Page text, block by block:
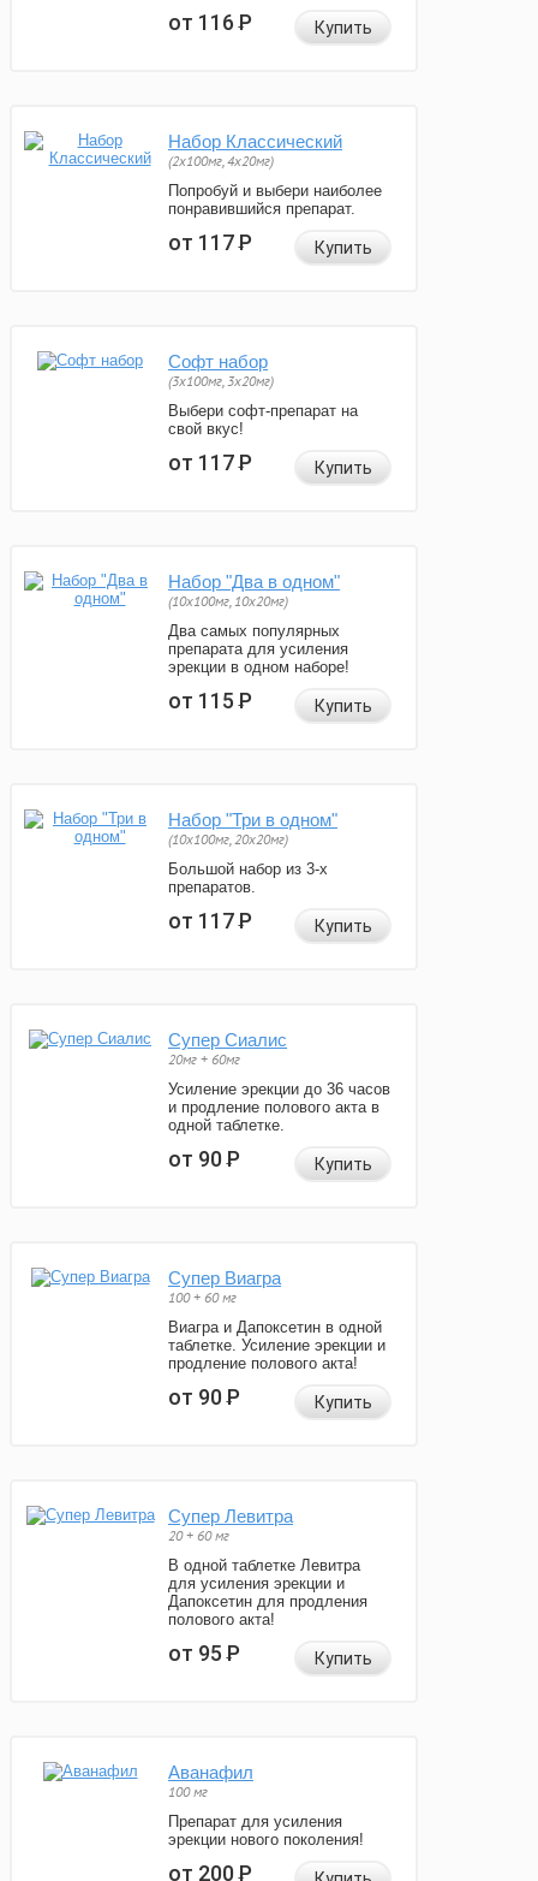
от 116Р Купить
Набор Классический
(2x100мг, 4x20мг)
Попробуй и выбери наиболее
понравившийся препарат.
от 117Р Купить
Софт набор
(3x100мг, 3x20мг)
Выбери софт-препарат на
свой вкус!
от 117Р Купить
Набор "Два в одном"
(10x100мг, 10x20мг)
Два самых популярных
препарата для усиления
эрекции в одном наборе!
от 115Р Купить
Набор "Три в одном"
(10x100мг, 20x20мг)
Большой набор из 3-х
препаратов.
от 117Р Купить
Супер Сиалис
20мг + 60мг
Усиление эрекции до 36 часов
и продление полового акта в
одной таблетке.
от 90Р Купить
Супер Виагра
100 + 60 мг
Виагра и Дапоксетин в одной
таблетке. Усиление эрекции и
продление полового акта!
от 90Р Купить
Супер Левитра
20 + 60 мг
В одной таблетке Левитра
для усиления эрекции и
Дапоксетин для продления
полового акта!
от 95Р Купить
Аванафил
100 мг
Препарат для усиления
эрекции нового поколения!
от 200Р